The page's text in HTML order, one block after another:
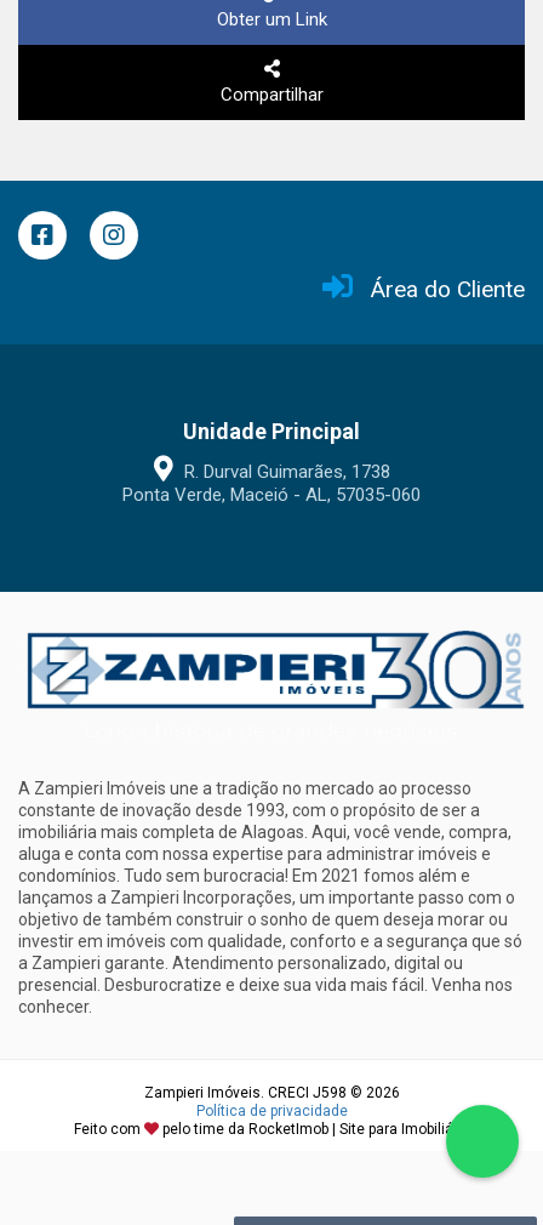
Obter um Link
Compartilhar
Área do Cliente
Unidade Principal
R. Durval Guimarães, 1738
Ponta Verde, Maceió - AL, 57035-060
A Zampieri Imóveis une a tradição no mercado ao processo
constante de inovação desde 1993, com o propósito de ser a
imobiliária mais completa de Alagoas. Aqui, você vende, compra,
aluga e conta com nossa expertise para administrar imóveis e
condomínios. Tudo sem burocracia! Em 2021 fomos além e
lançamos a Zampieri Incorporações, um importante passo com o
objetivo de também construir o sonho de quem deseja morar ou
investir em imóveis com qualidade, conforto e a segurança que só
a Zampieri garante. Atendimento personalizado, digital ou
presencial. Desburocratize e deixe sua vida mais fácil. Venha nos
conhecer.
Zampieri Imóveis. CRECI J598 © 2026
Política de privacidade
Feito com
pelo time da RocketImob | Site para Imobiliária